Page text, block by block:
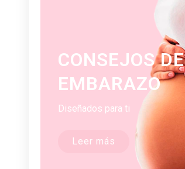
CONSEJOS DE
EMBARAZO
Diseñados para ti
Leer más